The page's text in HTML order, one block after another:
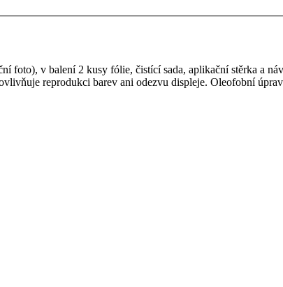
v balení 2 kusy fólie, čistící sada, aplikační stěrka a
reprodukci barev ani odezvu displeje. Oleofobní